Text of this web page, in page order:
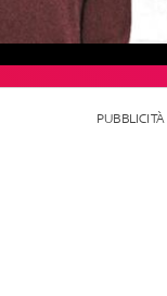
PUBBLICITÀ